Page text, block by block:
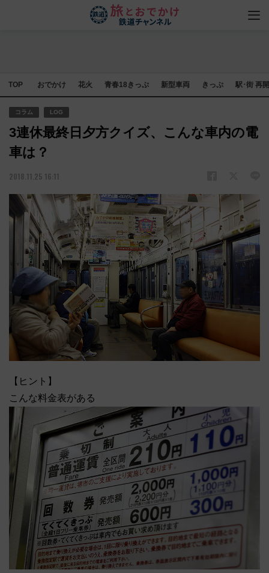
TOP おでかけ 花火 青春18きっぷ 新型車両 きっぷ 駅･街 再
コラム LOG
3連休最終日夕方クイズ、こんな車内の電
車は？
2018.11.25 16:11
【ヒント】
こんな料金表がある